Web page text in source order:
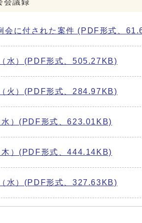
会議録
会に付された案件 (PDF形式、
水）(PDF形式、505.27KB)
火）(PDF形式、284.97KB)
）(PDF形式、623.01KB)
）(PDF形式、444.14KB)
水）(PDF形式、327.63KB)